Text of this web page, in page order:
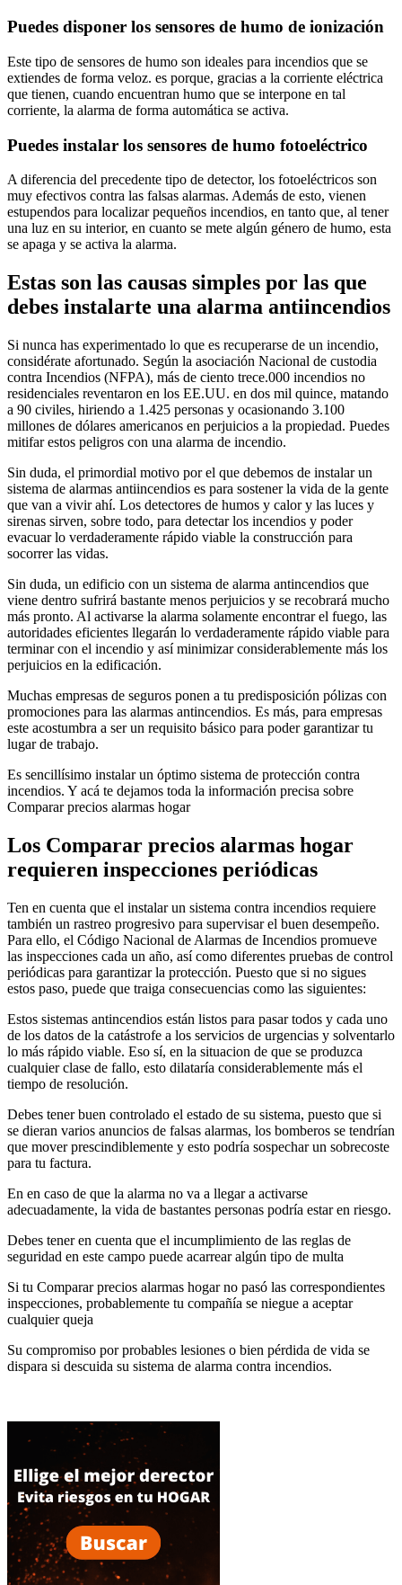
Puedes disponer los sensores de humo de ionización
Este tipo de sensores de humo son ideales para incendios que se
extiendes de forma veloz. es porque, gracias a la corriente eléctrica
que tienen, cuando encuentran humo que se interpone en tal
corriente, la alarma de forma automática se activa.
Puedes instalar los sensores de humo fotoeléctrico
A diferencia del precedente tipo de detector, los fotoeléctricos son
muy efectivos contra las falsas alarmas. Además de esto, vienen
estupendos para localizar pequeños incendios, en tanto que, al tener
una luz en su interior, en cuanto se mete algún género de humo, esta
se apaga y se activa la alarma.
Estas son las causas simples por las que
debes instalarte una alarma antiincendios
Si nunca has experimentado lo que es recuperarse de un incendio,
considérate afortunado. Según la asociación Nacional de custodia
contra Incendios (NFPA), más de ciento trece.000 incendios no
residenciales reventaron en los EE.UU. en dos mil quince, matando
a 90 civiles, hiriendo a 1.425 personas y ocasionando 3.100
millones de dólares americanos en perjuicios a la propiedad. Puedes
mitifar estos peligros con una alarma de incendio.
Sin duda, el primordial motivo por el que debemos de instalar un
sistema de alarmas antiincendios es para sostener la vida de la gente
que van a vivir ahí. Los detectores de humos y calor y las luces y
sirenas sirven, sobre todo, para detectar los incendios y poder
evacuar lo verdaderamente rápido viable la construcción para
socorrer las vidas.
Sin duda, un edificio con un sistema de alarma antincendios que
viene dentro sufrirá bastante menos perjuicios y se recobrará mucho
más pronto. Al activarse la alarma solamente encontrar el fuego, las
autoridades eficientes llegarán lo verdaderamente rápido viable para
terminar con el incendio y así minimizar considerablemente más los
perjuicios en la edificación.
Muchas empresas de seguros ponen a tu predisposición pólizas con
promociones para las alarmas antincendios. Es más, para empresas
este acostumbra a ser un requisito básico para poder garantizar tu
lugar de trabajo.
Es sencillísimo instalar un óptimo sistema de protección contra
incendios. Y acá te dejamos toda la información precisa sobre
Comparar precios alarmas hogar
Los Comparar precios alarmas hogar
requieren inspecciones periódicas
Ten en cuenta que el instalar un sistema contra incendios requiere
también un rastreo progresivo para supervisar el buen desempeño.
Para ello, el Código Nacional de Alarmas de Incendios promueve
las inspecciones cada un año, así como diferentes pruebas de control
periódicas para garantizar la protección. Puesto que si no sigues
estos paso, puede que traiga consecuencias como las siguientes:
Estos sistemas antincendios están listos para pasar todos y cada uno
de los datos de la catástrofe a los servicios de urgencias y solventarlo
lo más rápido viable. Eso sí, en la situacion de que se produzca
cualquier clase de fallo, esto dilataría considerablemente más el
tiempo de resolución.
Debes tener buen controlado el estado de su sistema, puesto que si
se dieran varios anuncios de falsas alarmas, los bomberos se tendrían
que mover prescindiblemente y esto podría sospechar un sobrecoste
para tu factura.
En en caso de que la alarma no va a llegar a activarse
adecuadamente, la vida de bastantes personas podría estar en riesgo.
Debes tener en cuenta que el incumplimiento de las reglas de
seguridad en este campo puede acarrear algún tipo de multa
Si tu Comparar precios alarmas hogar no pasó las correspondientes
inspecciones, probablemente tu compañía se niegue a aceptar
cualquier queja
Su compromiso por probables lesiones o bien pérdida de vida se
dispara si descuida su sistema de alarma contra incendios.